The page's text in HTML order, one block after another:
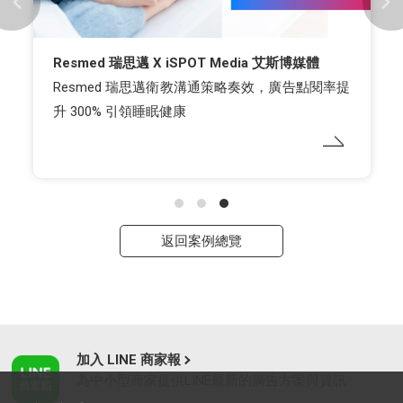
Resmed 瑞思邁 X iSPOT Media 艾斯博媒體
Resmed 瑞思邁衛教溝通策略奏效，廣告點閱率提
升 300% 引領睡眠健康
返回案例總覽
加入 LINE 商家報